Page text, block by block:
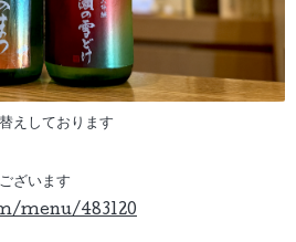
えしております
ざいます
menu/483120